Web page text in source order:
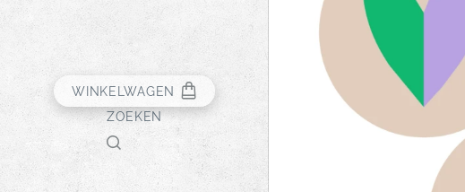
WINKELWAGEN
ZOEKEN